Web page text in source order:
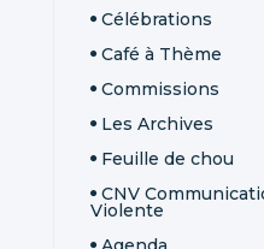
Célébrations
Café à Thème
Commissions
Les Archives
Feuille de chou
CNV
Violente